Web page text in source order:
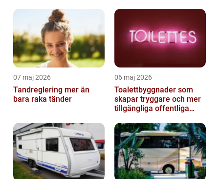
07 maj 2026
Tandreglering mer än
bara raka tänder
06 maj 2026
Toalettbyggnader som
skapar tryggare och mer
tillgängliga offentliga